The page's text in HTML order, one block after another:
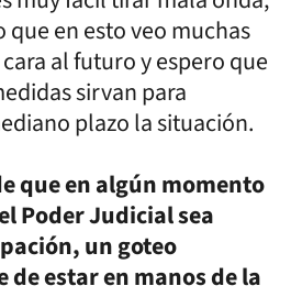
en esto veo muchas
al futuro y espero que
sirvan para
plazo la situación.
que en algún momento
Poder Judicial sea
un goteo
de estar en manos de la